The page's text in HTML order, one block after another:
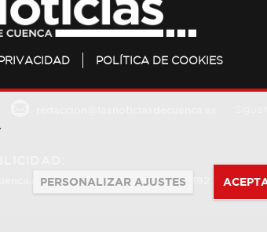
POLÍTICA DE COOKIES
684 126 573 / 670 726 392
PERSONALIZAR AJUSTES